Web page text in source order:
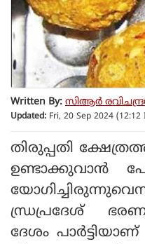
Written By: സിആര്‍
Updated: Fri, 20 Sep 2024 (12:12
തിരുപ്പതി
ഉണ്ടാക്കുവാന്‍
ന്ധ്രപ്രദേശ്
ദേശം പാര്‍ട്ടിയാണ്